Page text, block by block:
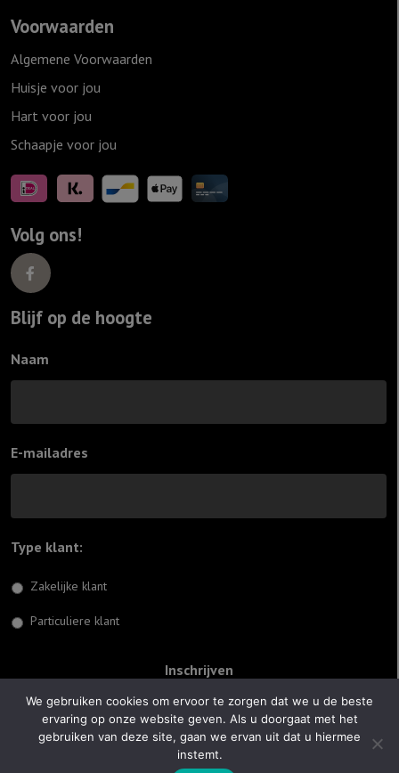
Voorwaarden
Algemene Voorwaarden
Huisje voor jou
Hart voor jou
Schaapje voor jou
Volg ons!
Blijf op de hoogte
Naam
E-mailadres
Type klant:
Zakelijke klant
Particuliere klant
© 2026 Jiftach
Optimus Websites
We gebruiken cookies om ervoor te zorgen dat we u de beste
ervaring op onze website geven. Als u doorgaat met het
gebruiken van deze site, gaan we ervan uit dat u hiermee
instemt.